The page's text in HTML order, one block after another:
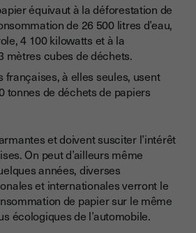
équivaut à la déforestation de
de 26 500 litres d’eau,
4 100 kilowatts et à la
mètres cubes de déchets.
françaises, à elles seules, usent
tonnes de déchets de papiers
et doivent susciter l’intérêt
On peut d’ailleurs même
années, diverses
et internationales verront le
de papier sur le même
écologiques de l’automobile.